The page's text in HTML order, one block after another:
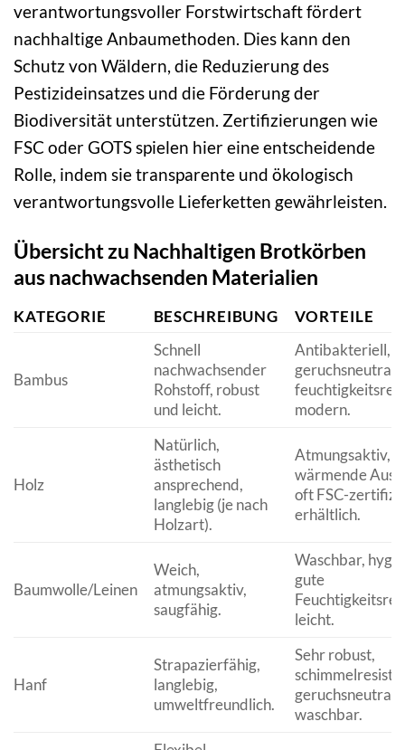
verantwortungsvoller Forstwirtschaft fördert
nachhaltige Anbaumethoden. Dies kann den
Schutz von Wäldern, die Reduzierung des
Pestizideinsatzes und die Förderung der
Biodiversität unterstützen. Zertifizierungen wie
FSC oder GOTS spielen hier eine entscheidende
Rolle, indem sie transparente und ökologisch
verantwortungsvolle Lieferketten gewährleisten.
Übersicht zu Nachhaltigen Brotkörben
aus nachwachsenden Materialien
KATEGORIE BESCHREIBUNG VORTEILE
Bambus
Schnell
nachwachsender
Rohstoff, robust
und leicht.
Antibakteriell,
geruchsneutral,
modern.
Holz
Natürlich,
ästhetisch
ansprechend,
langlebig (je nach
Holzart).
Atmungsaktiv,
wärmende
oft FSC-
erhältlich.
Baumwolle/Leinen
Weich,
atmungsaktiv,
saugfähig.
Waschbar,
gute
leicht.
Hanf
Strapazierfähig,
langlebig,
umweltfreundlich.
Sehr robust,
geruchsneutral,
waschbar.